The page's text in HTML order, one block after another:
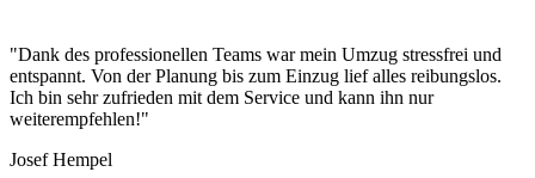
"Dank des professionellen Teams war mein Umzug stressfrei und
entspannt. Von der Planung bis zum Einzug lief alles reibungslos.
Ich bin sehr zufrieden mit dem Service und kann ihn nur
weiterempfehlen!"
Josef Hempel